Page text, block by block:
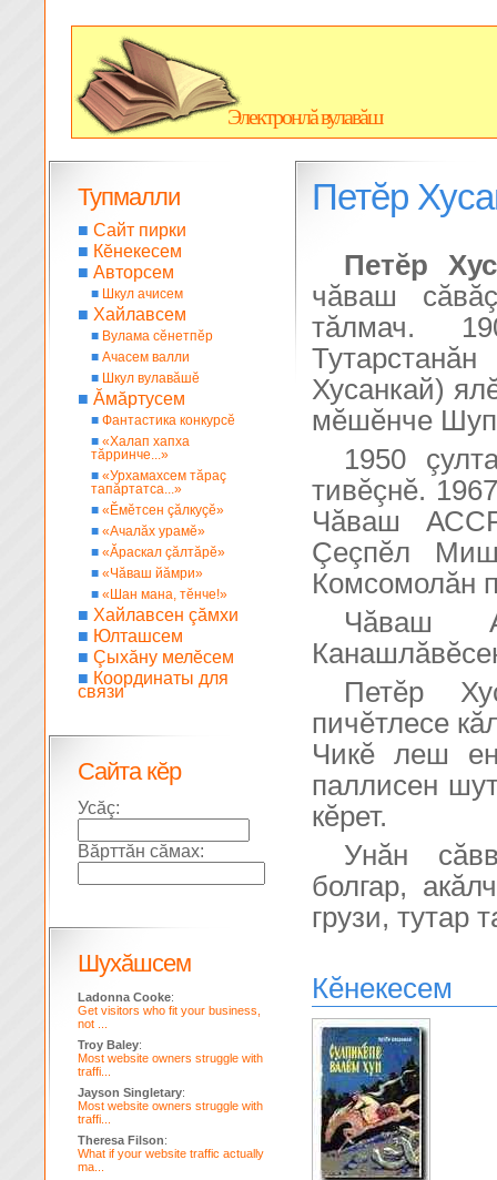
Электронлă вулавăш
Петĕр
Петĕр
чăваш
тăлмач.
Хусанкай)
мĕшĕнче
1950
тивĕçнĕ.
Чăваш
Çеçпĕл
Комсомолăн
Чăваш
Петĕр
пичĕтлесе
Чикĕ леш
паллисен
кĕрет.
Унăн
болгар,
грузи, тутар
Кĕнекесем
Тупмалли
■ Сайт пирки
■ Кĕнекесем
■ Авторсем
■ Шкул ачисем
■ Хайлавсем
■ Вулама сĕнетпĕр
■ Ачасем валли
■ Шкул вулавăшĕ
■ Ăмăртусем
■ Фантастика конкурсĕ
■ «Халап хапха
тăрринче...»
■ «Урхамахсем тăраç
тапăртатса...»
■ «Ĕмĕтсен çăлкуçĕ»
■ «Ачалăх урамĕ»
■ «Ăраскал çăлтăрĕ»
■ «Чăваш йăмри»
■ «Шан мана, тĕнче!»
■ Хайлавсен çăмхи
■ Юлташсем
■ Çыхăну мелĕсем
■ Координаты для
связи
Сайта кĕр
Усăç:
Вăрттăн сăмах:
Шухăшсем
Ladonna Cooke:
Get visitors who fit your business,
not ...
Troy Baley:
Most website owners struggle with
traffi...
Jayson Singletary:
Most website owners struggle with
traffi...
Theresa Filson:
What if your website traffic actually
ma...